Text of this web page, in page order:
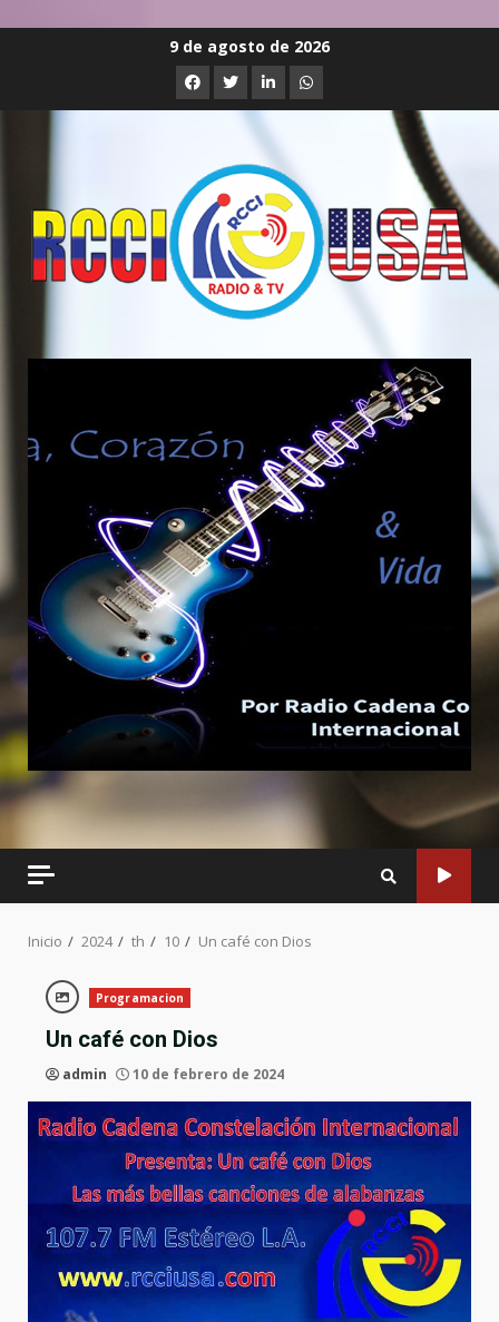
9 de agosto de 2026
Facebook
TwitterLinkedinWhatsapp
Inicio 2024 th 10 Un café con Dios
Programacion
Un café con Dios
admin 10 de febrero de 2024